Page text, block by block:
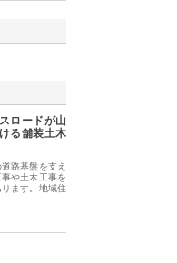
ロードが山
る舗装土木
路基盤を支え
や土木工事を
ます。地域住